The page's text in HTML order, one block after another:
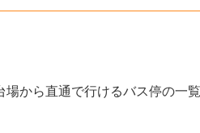
から直通で行けるバス停の一